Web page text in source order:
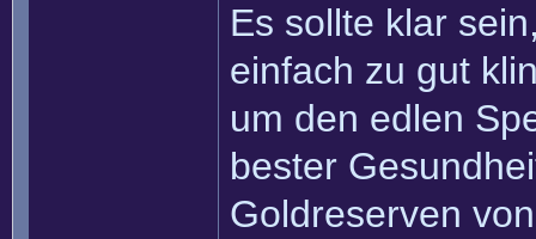
Es sollte klar
einfach zu gut
um den edlen
bester
Goldreserven